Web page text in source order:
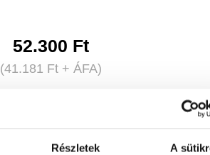
Részletek A
52.300 Ft
(41.181 Ft+ ÁFA)